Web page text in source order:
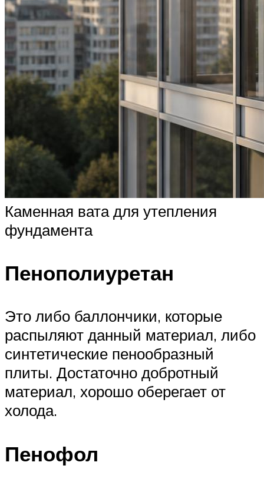
Каменная вата для утепления
фундамента
Пенополиуретан
Это либо баллончики, которые
распыляют данный материал, либо
синтетические пенообразный
плиты. Достаточно добротный
материал, хорошо оберегает от
холода.
Пенофол